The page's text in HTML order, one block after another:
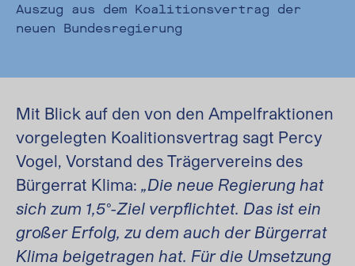
Auszug aus dem Koalitionsvertrag der
neuen Bundesregierung
Mit Blick auf den von den Ampelfraktionen
vorgelegten Koalitionsvertrag sagt Percy
Vogel, Vorstand des Trägervereins des
Bürgerrat Klima: „Die neue Regierung hat
sich zum 1,5°-Ziel verpflichtet. Das ist ein
großer Erfolg, zu dem auch der Bürgerrat
Klima beigetragen hat. Für die Umsetzung